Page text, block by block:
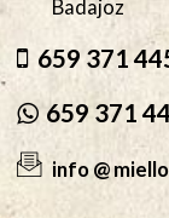
Badajoz
659 371
659 371
info @